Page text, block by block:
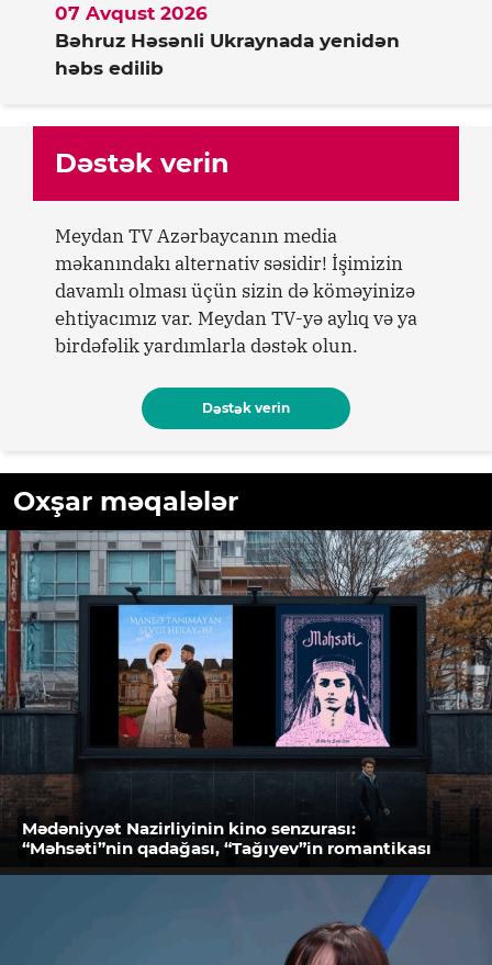
Bəhruz Həsənli Ukraynada yenidən
həbs edilib
07 Avqust 2026
Dəstək verin
Meydan TV Azərbaycanın media
məkanındakı alternativ səsidir! İşimizin
davamlı olması üçün sizin də köməyinizə
ehtiyacımız var. Meydan TV-yə aylıq və ya
birdəfəlik yardımlarla dəstək olun.
Dəstək verin
Oxşar məqalələr
Mədəniyyət Nazirliyinin kino senzurası:
“Məhsəti”nin qadağası, “Tağıyev”in romantikası